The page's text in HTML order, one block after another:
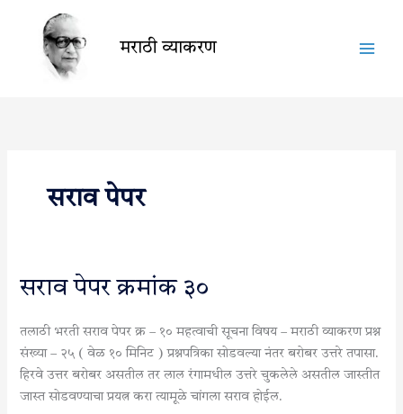
content
मराठी व्याकरण
सराव पेपर
सराव पेपर क्रमांक ३०
तलाठी भरती सराव पेपर क्र – १० महत्वाची सूचना विषय – मराठी व्याकरण प्रश्न
संख्या – २५ ( वेळ १० मिनिट ) प्रश्नपत्रिका सोडवल्या नंतर बरोबर उत्तरे तपासा.
हिरवे उत्तर बरोबर असतील तर लाल रंगामधील उत्तरे चुकलेले असतील जास्तीत
जास्त सोडवण्याचा प्रयत्न करा त्यामूळे चांगला सराव होईल.
सराव
क्रमांक
३०